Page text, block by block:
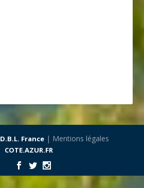
D.B.L. France| Mentions légales
COTE.AZUR.FR